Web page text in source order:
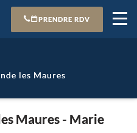
PRENDRE RDV
les Maures
Maures - Marie